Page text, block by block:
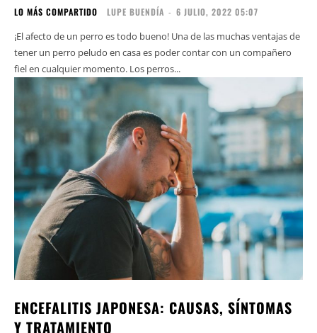
LO MÁS COMPARTIDO LUPE BUENDÍA - 6 JULIO, 2022 05:07
¡El afecto de un perro es todo bueno! Una de las muchas ventajas de
tener un perro peludo en casa es poder contar con un compañero
fiel en cualquier momento. Los perros...
ENCEFALITIS JAPONESA: CAUSAS, SÍNTOMAS
Y TRATAMIENTO